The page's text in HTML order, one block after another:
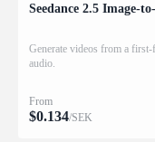
Seedance 2.5 Image-
Generate videos from a
audio.
From
$0.134/SEK